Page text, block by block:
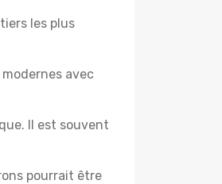
les plus
avec
Il est souvent
pourrait être